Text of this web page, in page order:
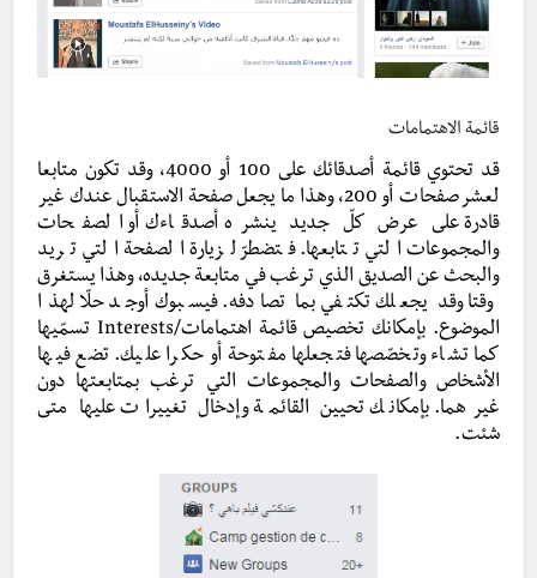
قائمة الاهتمامات
قد تحتوي قائمة أصدقائك على 100 أو 4000، وقد تكون متابعا
لعشر صفحات أو 200، وهذا ما يجعل صفحة الاستقبال عندك غير
قادرة على عرض كلّ جديد ينشره أصدقاءك أو الصفحات
والمجموعات التي تتابعها. فتضطرّ لزيارة الصفحة التي تريد
والبحث عن الصديق الذي ترغب في متابعة جديده، وهذا يستغرق
وقتا وقد يجعلك تكتفي بما تصادفه. فيسبوك أوجد حلّا لهذا
الموضوع. بإمكانك تخصيص قائمة اهتمامات/Interests تسمّيها
كما تشاء وتخصّصها فتجعلها مفتوحة أو حكرا عليك. تضع فيها
الأشخاص والصفحات والمجموعات التي ترغب بمتابعتها دون
غيرهما. بإمكانك تحيين القائمة وإدخال تغييرات عليها متى
شئت.